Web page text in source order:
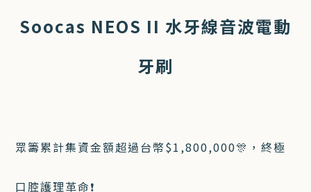
Soocas NEOS II 水牙線音波電動
牙刷
眾籌累計集資金額超過台幣$1,800,000🎊，終極
口腔護理革命❗